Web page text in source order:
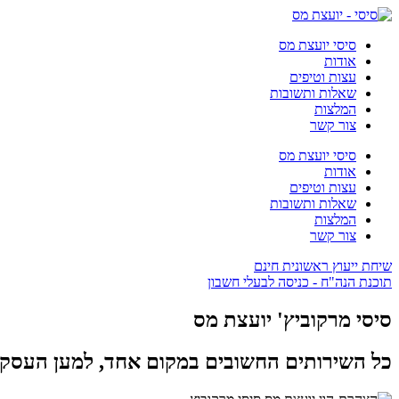
סיסי יועצת מס
אודות
עצות וטיפים
שאלות ותשובות
המלצות
צור קשר
סיסי יועצת מס
אודות
עצות וטיפים
שאלות ותשובות
המלצות
צור קשר
שיחת ייעוץ ראשונית חינם
תוכנת הנה"ח - כניסה לבעלי חשבון
סיסי מרקוביץ' יועצת מס
כל השירותים החשובים במקום אחד, למען